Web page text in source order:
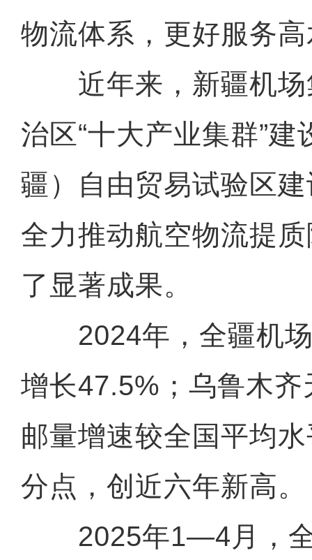
物流体系，更好服务
近年来，新疆机场
治区“十大产业集群”建
疆）自由贸易试验区
全力推动航空物流提
了显著成果。
2024年，全疆机场
增长47.5%；乌鲁木
邮量增速较全国平均
分点，创近六年新高。
2025年1—4月，全